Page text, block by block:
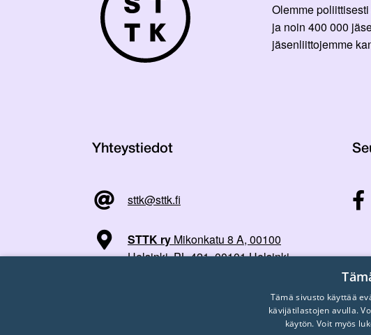
Olemme
ja noin 400 000
jäsenliittojemme
Yhteystiedot
sttk@sttk.fi
STTK ry Mikonkatu 8 A, 00100
Helsinki, PL 421, 00101 Helsinki
Tämä sivusto käyttää
kävijätilastojen avulla.
käytön. Voit myös